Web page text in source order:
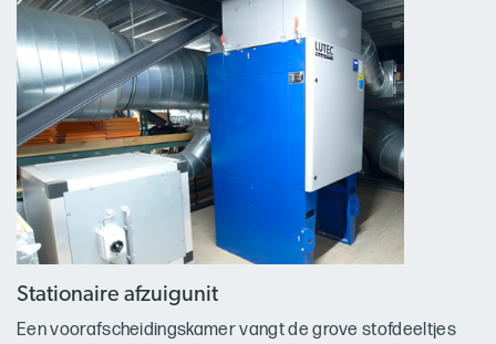
Stationaire afzuigunit
Een voorafscheidingskamer vangt de grove stofdeeltjes